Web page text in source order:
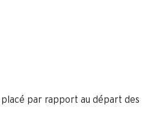
par rapport au départ des